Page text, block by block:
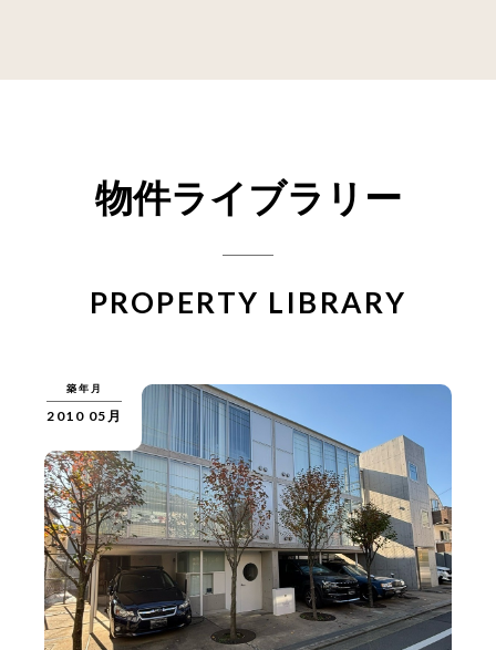
物件ライブラリー
PROPERTY LIBRARY
築年月
2010 05月